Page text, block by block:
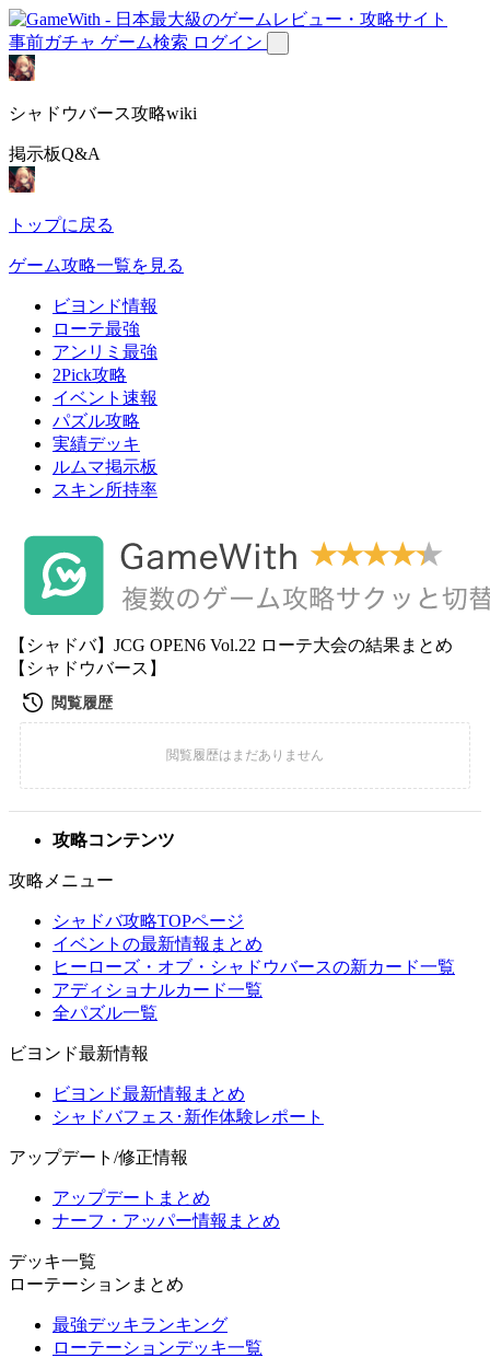
事前ガチャ ゲーム検索 ログイン
シャドウバース攻略wiki
掲示板Q&A
トップに戻る
ゲーム攻略一覧を見る
ビヨンド情報
ローテ最強
アンリミ最強
2Pick攻略
イベント速報
パズル攻略
実績デッキ
ルムマ掲示板
スキン所持率
【シャドバ】JCG OPEN6 Vol.22 ローテ大会の結果まとめ
【シャドウバース】
攻略コンテンツ
攻略メニュー
シャドバ攻略TOPページ
イベントの最新情報まとめ
ヒーローズ・オブ・シャドウバースの新カード一覧
アディショナルカード一覧
全パズル一覧
ビヨンド最新情報
ビヨンド最新情報まとめ
シャドバフェス･新作体験レポート
アップデート/修正情報
アップデートまとめ
ナーフ・アッパー情報まとめ
デッキ一覧
ローテーションまとめ
最強デッキランキング
ローテーションデッキ一覧